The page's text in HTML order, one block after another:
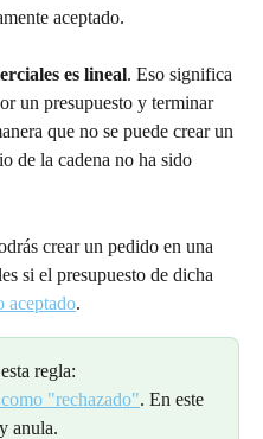
aceptado.
es lineal. Eso significa
un presupuesto y terminar
que no se puede crear un
de la cadena no ha sido
crear un pedido en una
si el presupuesto de dicha
aceptado.
regla:
"rechazado". En este
anula.